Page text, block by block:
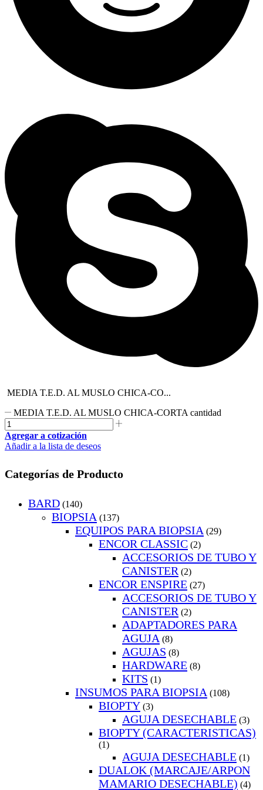
MEDIA T.E.D. AL MUSLO CHICA-CO...
MEDIA T.E.D. AL MUSLO CHICA-CORTA cantidad
Agregar a cotización
Añadir a la lista de deseos
Categorías de Producto
BARD (140)
BIOPSIA (137)
EQUIPOS PARA BIOPSIA (29)
ENCOR CLASSIC (2)
ACCESORIOS DE TUBO Y
CANISTER (2)
ENCOR ENSPIRE (27)
ACCESORIOS DE TUBO Y
CANISTER (2)
ADAPTADORES PARA
AGUJA (8)
AGUJAS (8)
HARDWARE (8)
KITS (1)
INSUMOS PARA BIOPSIA (108)
BIOPTY (3)
AGUJA DESECHABLE (3)
BIOPTY (CARACTERISTICAS)
(1)
AGUJA DESECHABLE (1)
DUALOK (MARCAJE/ARPON
MAMARIO DESECHABLE) (4)